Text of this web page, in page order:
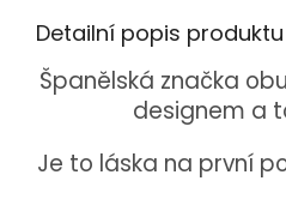
Detailní popis produktu
Španělská značka
designem a
Je to láska na první